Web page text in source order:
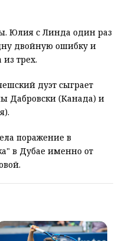
Юлия с Линда один раз
двойную ошибку и
трех.
дуэт сыграет
Дабровски (Канада) и
поражение в
в Дубае именно от